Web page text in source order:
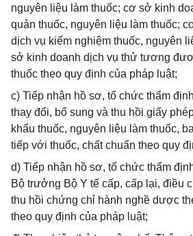
nguyên liệu làm thuốc; cơ sở kinh
quản thuốc, nguyên liệu làm thuốc;
dịch vụ kiểm nghiệm thuốc, nguyên
sở kinh doanh dịch vụ thử tương
thuốc theo quy định của pháp luật;
c) Tiếp nhận hồ sơ, tổ chức thẩm
thay đổi, bổ sung và thu hồi giấy
khẩu thuốc, nguyên liệu làm thuốc,
tiếp với thuốc, chất chuẩn theo quy
d) Tiếp nhận hồ sơ, tổ chức thẩm
Bộ trưởng Bộ Y tế cấp, cấp lại, điều
thu hồi chứng chỉ hành nghề dược
theo quy định của pháp luật;